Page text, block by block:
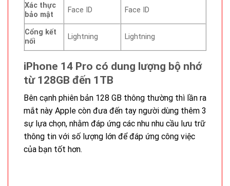
Xác thực
bảo mật
Face ID Face ID
Cổng kết
nối
Lightning Lightning
iPhone 14 Pro có dung lượng bộ nhớ
từ 128GB đến 1TB
Bên cạnh phiên bản 128 GB thông thường thì lần ra
mắt này Apple còn đưa đến tay người dùng thêm 3
sự lựa chọn, nhằm đáp ứng các nhu nhu cầu lưu trữ
thông tin với số lượng lớn để đáp ứng công việc
của bạn tốt hơn.